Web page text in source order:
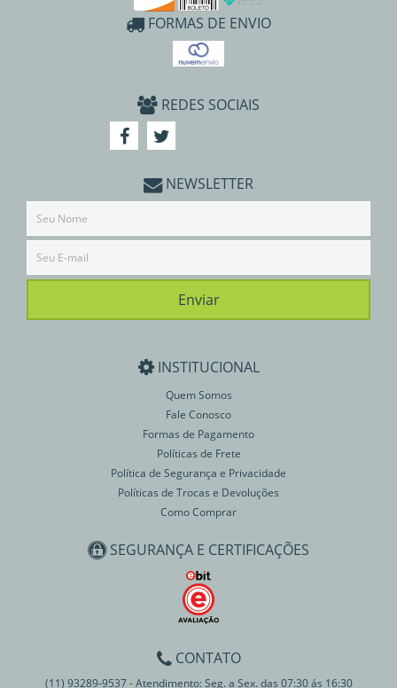
FORMAS DE ENVIO
REDES SOCIAIS
NEWSLETTER
INSTITUCIONAL
Quem Somos
Fale Conosco
Formas de Pagamento
Políticas de Frete
Política de Segurança e Privacidade
Políticas de Trocas e Devoluções
Como Comprar
SEGURANÇA E CERTIFICAÇÕES
CONTATO
(11) 93289-9537 - Atendimento: Seg. a Sex. das 07:30 ás 16:30